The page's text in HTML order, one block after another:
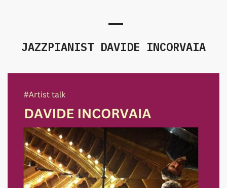
JAZZPIANIST DAVIDE INCORVAIA